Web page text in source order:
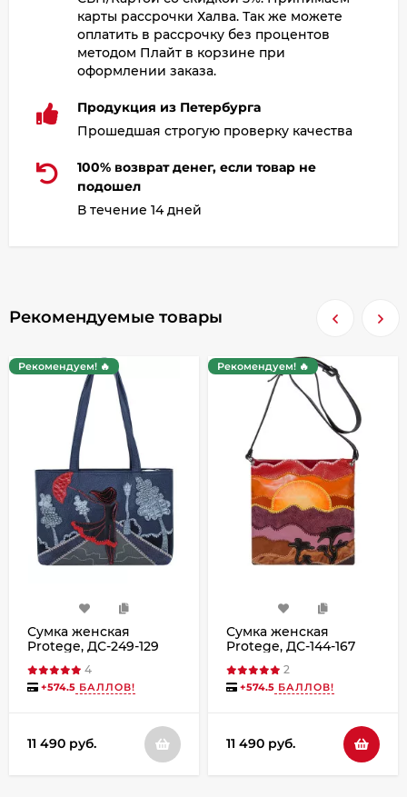
карты рассрочки Халва. Так же можете
оплатить в рассрочку без процентов
методом Плайт в корзине при
оформлении заказа.
Продукция из Петербурга
Прошедшая строгую проверку качества
100% возврат денег, если товар не
подошел
В течение 14 дней
Рекомендуемые товары
Рекомендуем! 🔥
Сумка женская
Protege, ДС-249-129
4
+574.5 БАЛЛОВ!
11 490 руб.
Рекомендуем! 🔥
Сумка женская
Protege, ДС-144-167
2
+574.5 БАЛЛОВ!
11 490 руб.